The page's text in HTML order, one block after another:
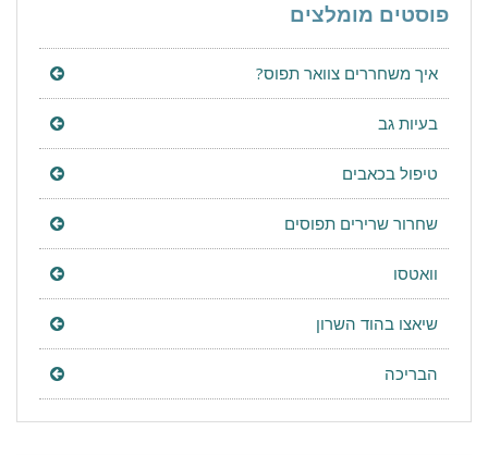
פוסטים מומלצים
איך משחררים צוואר תפוס?
בעיות גב
טיפול בכאבים
שחרור שרירים תפוסים
וואטסו
שיאצו בהוד השרון
הבריכה